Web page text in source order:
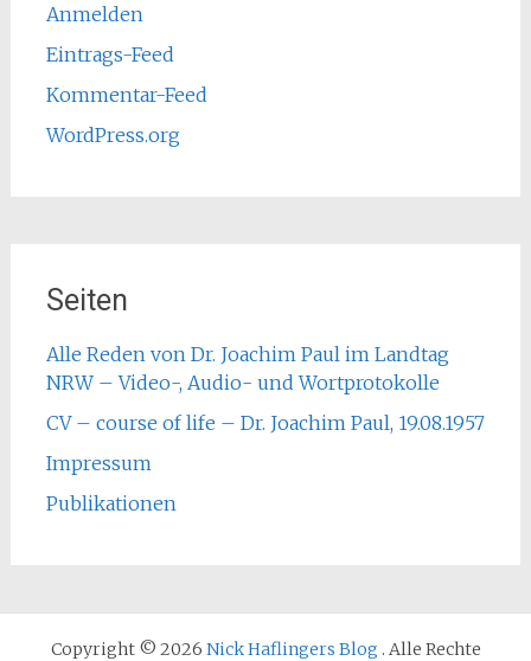
Anmelden
Eintrags-Feed
Kommentar-Feed
WordPress.org
Seiten
Alle Reden von Dr. Joachim Paul im Landtag
NRW – Video-, Audio- und Wortprotokolle
CV – course of life – Dr. Joachim Paul, 19.08.1957
Impressum
Publikationen
Copyright © 2026 Nick Haflingers Blog . Alle Rechte